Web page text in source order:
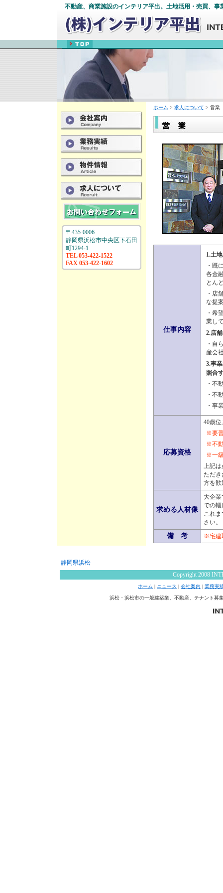
不動産、商業施設のインテリア平出。土地活用・売買、事
〒435-0006
静岡県浜松市中央区下石田
町1294-1
TEL 053-422-1522
FAX 053-422-1602
ホーム > 求人について > 営業
仕事内容
1.土
・既
各金
とん
・店
な提
・希
業し
2.店
・自
産会
3.事
照合
・不
・不
・事
応募資格
40歳位
※要
※不
※一
上記は
ただき
方を歓
求める人材像
大企
での幅
これ
さい。
備 考 ※宅建
Copyright 2008
ホーム | ニュース | 会社案内 | 業務実
浜松・浜松市の一般建築業、不動産、テナント募